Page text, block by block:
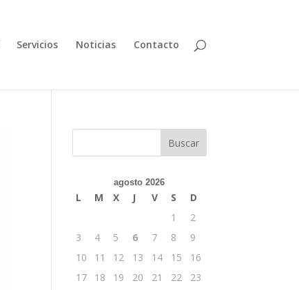
Servicios Noticias Contacto
Buscar
agosto 2026
L M X J V S
D
1
2
3
4 5 6 7 8
9
10
11 12 13 14 15
16
17
18 19 20 21 22
23